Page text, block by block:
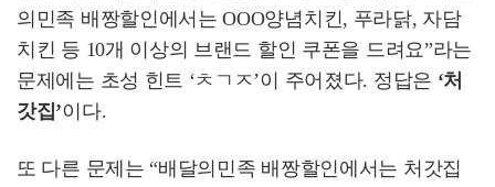
의민족 배짱할인에서는 OOO양념치킨, 푸라닭, 자담
치킨 등 10개 이상의 브랜드 할인 쿠폰을 드려요”라는
문제에는 초성 힌트 ‘ㅊㄱㅈ’이 주어졌다. 정답은 ‘처
갓집’이다.
또 다른 문제는 “배달의민족 배짱할인에서는 처갓집